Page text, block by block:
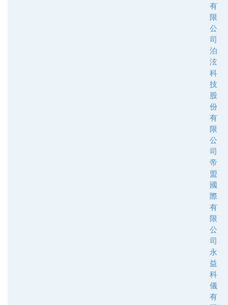
有
限
公
司
泊
泫
科
技
股
份
有
限
公
司
帝
盟
國
際
有
限
公
司
永
益
科
儀
有